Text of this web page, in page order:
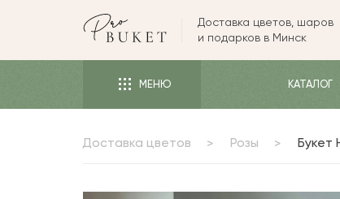
ЦВЕТЫ
РОЗЫ
ПИОНЫ
БУКЕТЫ
Доставка цветов, шаров
и подарков в Минск
МЕНЮ КАТАЛОГ
Доставка цветов Розы Букет